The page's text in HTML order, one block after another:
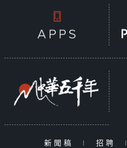
新聞稿 | 招聘 |